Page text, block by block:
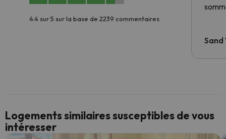
4.4 sur 5 sur la base de 2239 commentaires
Sand
Logements similaires susceptibles de vous
intéresser